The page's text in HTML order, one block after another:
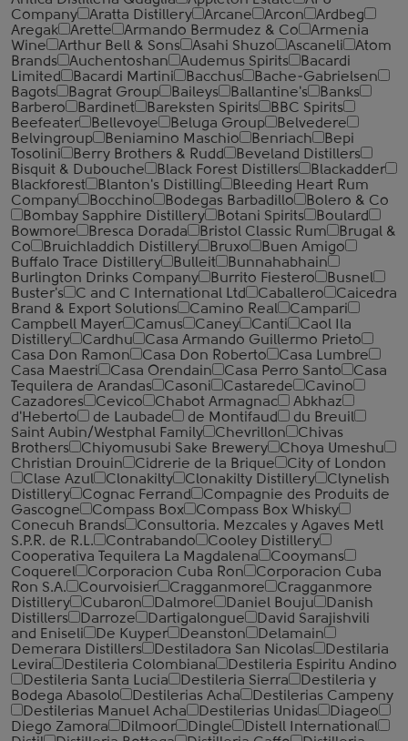
Company
Aratta Distillery Arcane Arcon
Ardbeg
Aregak
Arette Armando Bermudez & Co
Armenia
Wine
Arthur Bell & Sons Asahi Shuzo Ascaneli
Atom
Brands
Auchentoshan Audemus Spirits
Bacardi
Limited
Bacardi Martini Bacchus
Bache-Gabrielsen
Bagots
Bagrat Group Baileys Ballantine's
Banks
Barbero
Bardinet Bareksten Spirits
BBC Spirits
Beefeater
Bellevoye Beluga Group
Belvedere
Belvingroup
Beniamino Maschio Benriach
Bepi
Tosolini
Berry Brothers & Rudd
Beveland Distillers
Bisquit & Dubouche
Black Forest Distillers
Blackadder
Blackforest
Blanton's Distilling
Bleeding Heart Rum
Company
Bocchino Bodegas Barbadillo
Bolero & Co
Bombay Sapphire Distillery
Botani Spirits
Boulard
Bowmore
Bresca Dorada Bristol Classic Rum
Brugal &
Co
Bruichladdich Distillery Bruxo
Buen Amigo
Buffalo Trace Distillery
Bulleit
Bunnahabhain
Burlington Drinks Company
Burrito Fiestero
Busnel
Buster's
C and C International Ltd Caballero
Caicedra
Brand & Export Solutions
Camino Real
Campari
Campbell Mayer
Camus Caney Canti
Caol Ila
Distillery
Cardhu
Casa Armando Guillermo Prieto
Casa Don Ramon
Casa Don Roberto
Casa Lumbre
Casa Maestri
Casa Orendain Casa Perro Santo
Casa
Tequilera de Arandas
Casoni Castarede
Cavino
Cazadores
Cevico Chabot Armagnac
Abkhaz
d'Heberto
de Laubade de Montifaud
du Breuil
Saint Aubin/Westphal Family
Chevrillon
Chivas
Brothers
Chiyomusubi Sake Brewery
Choya Umeshu
Christian Drouin
Cidrerie de la Brique
City of London
Clase Azul
Clonakilty Clonakilty Distillery
Clynelish
Distillery
Cognac Ferrand
Compagnie des Produits de
Gascogne
Compass Box
Compass Box Whisky
Conecuh Brands
Consultoria. Mezcales y Agaves Metl
S.P.R. de R.L.
Contrabando
Cooley Distillery
Cooperativa Tequilera La Magdalena
Cooymans
Coquerel
Corporacion Cuba Ron
Corporacion Cuba
Ron S.A.
Courvoisier Cragganmore
Cragganmore
Distillery
Cubaron Dalmore Daniel Bouju
Danish
Distillers
Darroze Dartigalongue
David Sarajishvili
and Eniseli
De Kuyper Deanston
Delamain
Demerara Distillers
Destiladora San Nicolas
Destilaria
Levira
Destileria Colombiana
Destileria Espiritu Andino
Destileria Santa Lucia
Destileria Sierra
Destileria y
Bodega Abasolo
Destilerias Acha
Destilerias Campeny
Destilerias Manuel Acha
Destilerias Unidas
Diageo
Diego Zamora
Dilmoor Dingle
Distell International